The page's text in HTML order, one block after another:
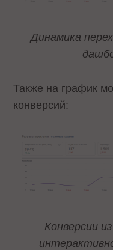
Динамика
Также на график
конверсий:
Конверсии